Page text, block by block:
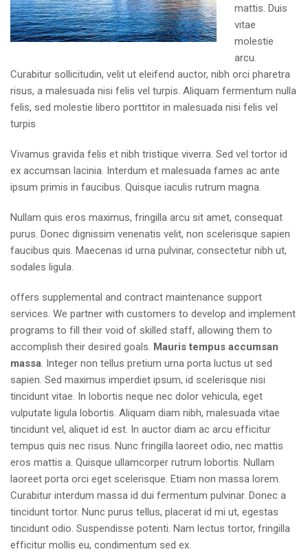
mattis. Duis
vitae
molestie
arcu.
Curabitur sollicitudin, velit ut eleifend auctor, nibh orci pharetra
risus, a malesuada nisi felis vel turpis. Aliquam fermentum nulla
felis, sed molestie libero porttitor in malesuada nisi felis vel
turpis
Vivamus gravida felis et nibh tristique viverra. Sed vel tortor id
ex accumsan lacinia. Interdum et malesuada fames ac ante
ipsum primis in faucibus. Quisque iaculis rutrum magna.
Nullam quis eros maximus, fringilla arcu sit amet, consequat
purus. Donec dignissim venenatis velit, non scelerisque sapien
faucibus quis. Maecenas id urna pulvinar, consectetur nibh ut,
sodales ligula.
offers supplemental and contract maintenance support
services. We partner with customers to develop and implement
programs to fill their void of skilled staff, allowing them to
accomplish their desired goals. Mauris tempus accumsan
massa . Integer non tellus pretium urna porta luctus ut sed
sapien. Sed maximus imperdiet ipsum, id scelerisque nisi
tincidunt vitae. In lobortis neque nec dolor vehicula, eget
vulputate ligula lobortis. Aliquam diam nibh, malesuada vitae
tincidunt vel, aliquet id est. In auctor diam ac arcu efficitur
tempus quis nec risus. Nunc fringilla laoreet odio, nec mattis
eros mattis a. Quisque ullamcorper rutrum lobortis. Nullam
laoreet porta orci eget scelerisque. Etiam non massa lorem.
Curabitur interdum massa id dui fermentum pulvinar. Donec a
tincidunt tortor. Nunc purus tellus, placerat id mi ut, egestas
tincidunt odio. Suspendisse potenti. Nam lectus tortor, fringilla
efficitur mollis eu, condimentum sed ex.